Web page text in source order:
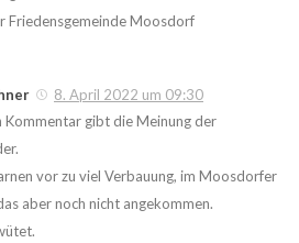
Friedensgemeinde Moosdorf
8. April 2022 um 09:30
Kommentar gibt die Meinung der
vor zu viel Verbauung, im Moosdorfer
aber noch nicht angekommen.